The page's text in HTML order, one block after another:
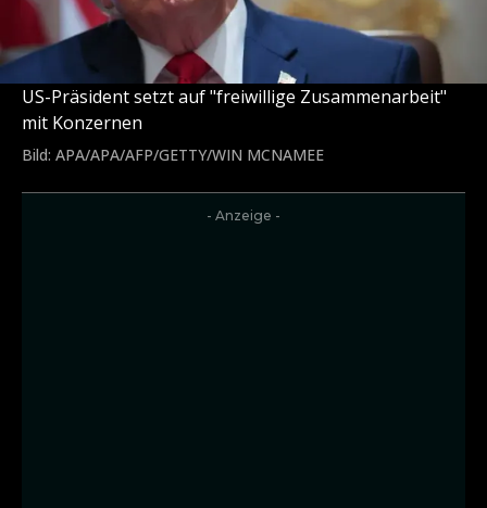
US-Präsident setzt auf "freiwillige Zusammenarbeit"
mit Konzernen
Bild: APA/APA/AFP/GETTY/WIN MCNAMEE
- Anzeige -